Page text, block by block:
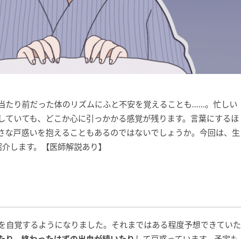
たり前だった体のリズムにふと不安を覚えることも……。忙しい
ていても、どこか心に引っかかる感覚が残ります。言葉にするほ
な戸惑いを抱えることもあるのではないでしょうか。今回は、生
します。【医師解説あり】
自覚するようになりました。それまではある程度予想できていた